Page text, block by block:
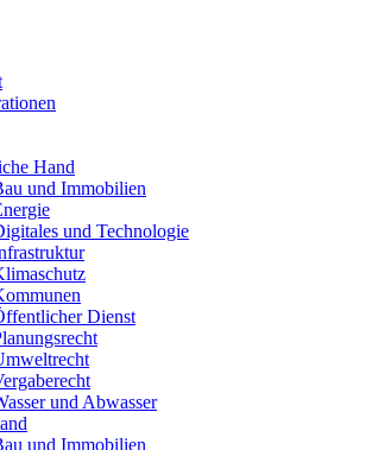
Hand
und Immobilien
und Technologie
Dienst
und Abwasser
und Immobilien